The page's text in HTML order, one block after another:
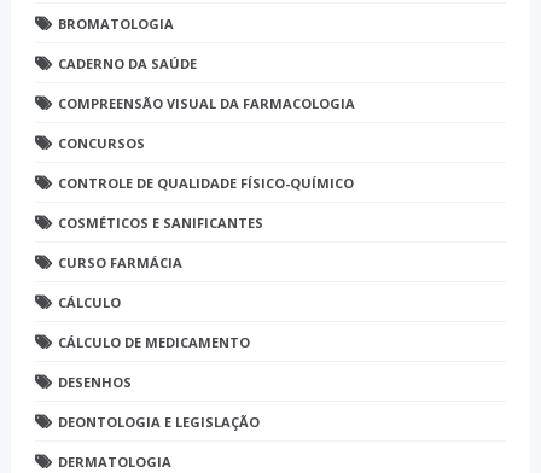
BROMATOLOGIA
CADERNO DA SAÚDE
COMPREENSÃO VISUAL DA FARMACOLOGIA
CONCURSOS
CONTROLE DE QUALIDADE FÍSICO-QUÍMICO
COSMÉTICOS E SANIFICANTES
CURSO FARMÁCIA
CÁLCULO
CÁLCULO DE MEDICAMENTO
DESENHOS
DEONTOLOGIA E LEGISLAÇÃO
DERMATOLOGIA